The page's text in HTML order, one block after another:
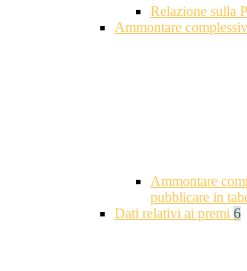
Relazione sulla
Ammontare
Ammontare
pubblicare in
Dati relativi ai premi 6